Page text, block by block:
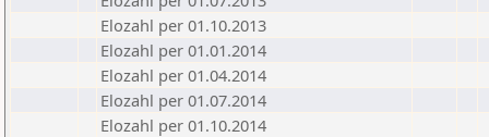
Elozahl per 01.10.2013
Elozahl per 01.01.2014
Elozahl per 01.04.2014
Elozahl per 01.07.2014
Elozahl per 01.10.2014